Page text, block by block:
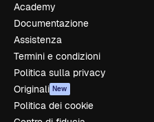
Academy
Documentazione
Assistenza
Termini e condizioni
Politica sulla privacy
Originali New
Politica dei cookie